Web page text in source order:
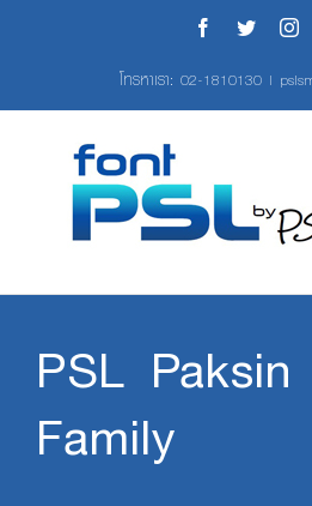
Facebook
Twitter
โทรหาเรา: 02-1810130 |
PSL
Family